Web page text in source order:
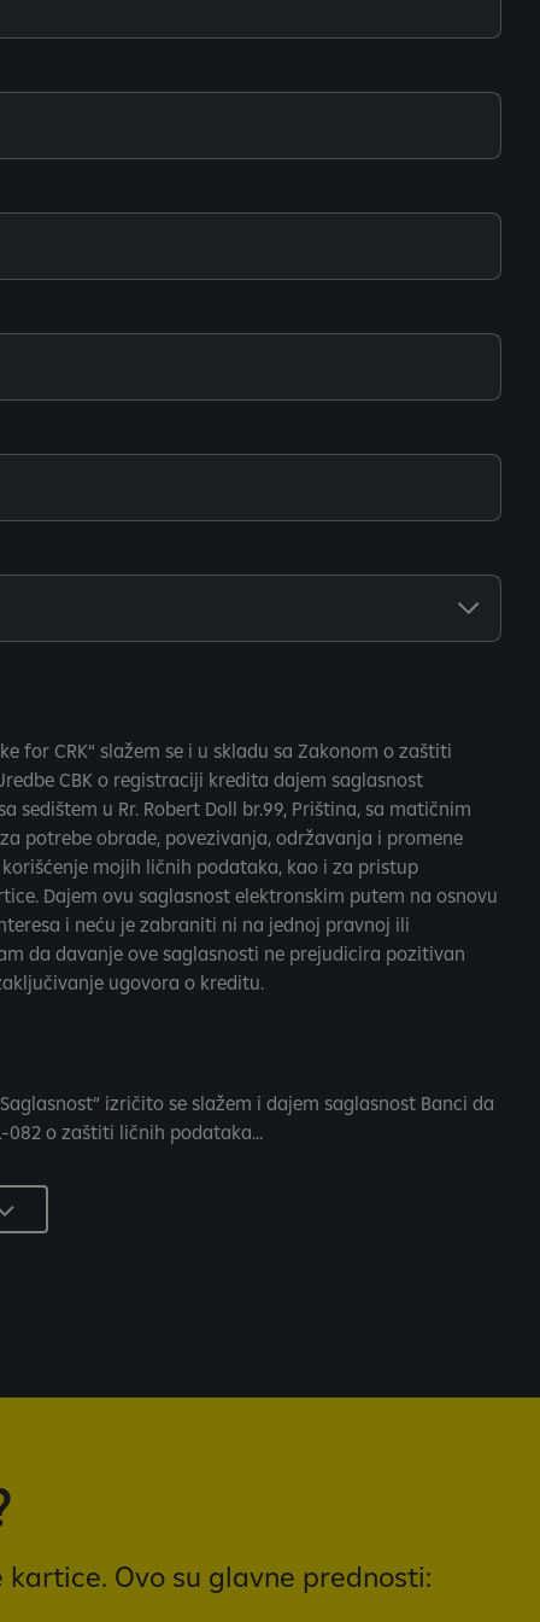
for CRK“ slažem se i u skladu sa Zakonom o zaštiti
CBK o registraciji kredita dajem saglasnost
sedištem u Rr. Robert Doll br.99, Priština, sa matičnim
potrebe obrade, povezivanja, održavanja i promene
mojih ličnih podataka, kao i za pristup
Dajem ovu saglasnost elektronskim putem na osnovu
i neću je zabraniti ni na jednoj pravnoj ili
da davanje ove saglasnosti ne prejudicira pozitivan
ugovora o kreditu.
izričito se slažem i dajem saglasnost Banci da
082 o zaštiti ličnih podataka...
Ovo su glavne prednosti: